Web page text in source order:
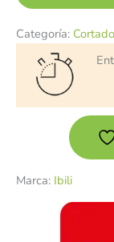
Categoría:
Marca: Ibili